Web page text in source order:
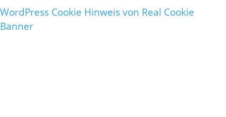
WordPress Cookie Hinweis von Real Cookie
Banner